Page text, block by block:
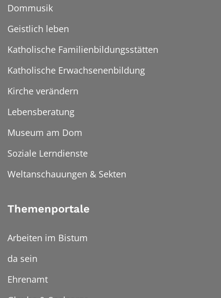
Dommusik
Geistlich leben
Katholische Familienbildungsstätten
Katholische Erwachsenenbildung
Kirche verändern
Lebensberatung
Museum am Dom
Soziale Lerndienste
Weltanschauungen & Sekten
Themenportale
Arbeiten im Bistum
da sein
Ehrenamt